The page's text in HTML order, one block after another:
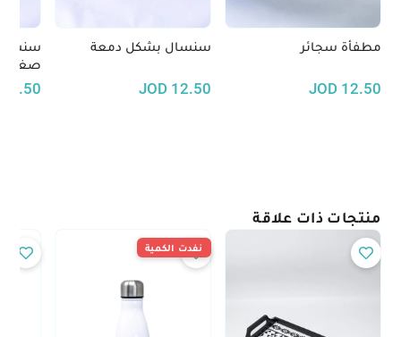
مطفأة سجائر
12.50
JOD
سنسال بشكل دمعة
12.50
JOD
صغيرة
12.50
منتجات ذات علاقة
نفدت الكمية